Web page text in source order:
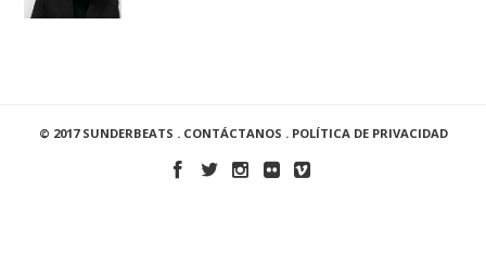
© 2017 SUNDERBEATS . CONTÁCTANOS . POLÍTICA DE PRIVACIDAD